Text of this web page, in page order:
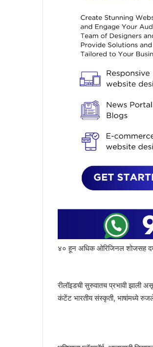
४० हून अधिक ओरिजिनल शोजसह
रीलॉइडची सुरुवातच प्रभावी झाली
कंटेंट भारतीय संस्कृती, भाषांमध्ये